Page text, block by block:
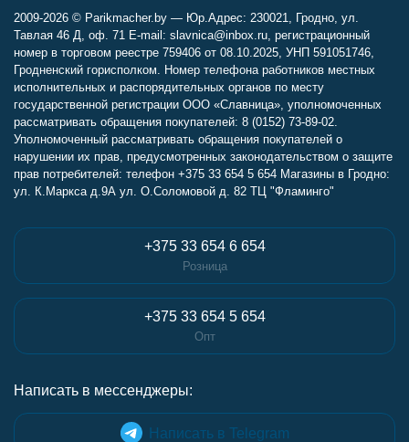
2009-2026 © Parikmacher.by — Юр.Адрес: 230021, Гродно, ул.
Тавлая 46 Д, оф. 71 E-mail: slavnica@inbox.ru, регистрационный
номер в торговом реестре 759406 от 08.10.2025, УНП 591051746,
Гродненский горисполком. Номер телефона работников местных
исполнительных и распорядительных органов по месту
государственной регистрации ООО «Славница», уполномоченных
рассматривать обращения покупателей: 8 (0152) 73-89-02.
Уполномоченный рассматривать обращения покупателей о
нарушении их прав, предусмотренных законодательством о защите
прав потребителей: телефон +375 33 654 5 654 Магазины в Гродно:
ул. К.Маркса д.9А ул. О.Соломовой д. 82 ТЦ "Фламинго"
+375 33 654 6 654
Розница
+375 33 654 5 654
Опт
Написать в мессенджеры:
Написать в Telegram